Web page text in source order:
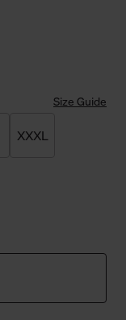
Size Guide
XXXL